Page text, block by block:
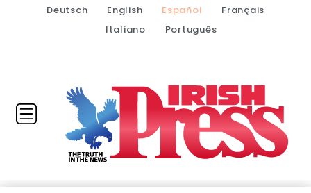
Deutsch English Español
Français
Italiano
Português